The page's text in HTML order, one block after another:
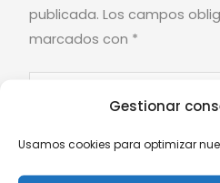
Gestionar
Usamos cookies para optimizar
publicada. Los campos
marcados con *
Escribe